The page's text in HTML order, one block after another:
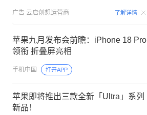
广告 云启创想运营商 了解详情
苹果九月发布会前瞻：iPhone 18 Pro
领衔 折叠屏亮相
手机中国 打开APP
苹果即将推出三款全新「Ultra」系列
新品！